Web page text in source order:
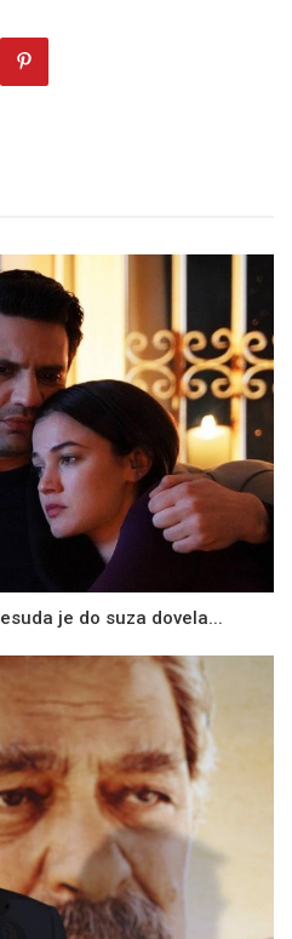
je do suza dovela...